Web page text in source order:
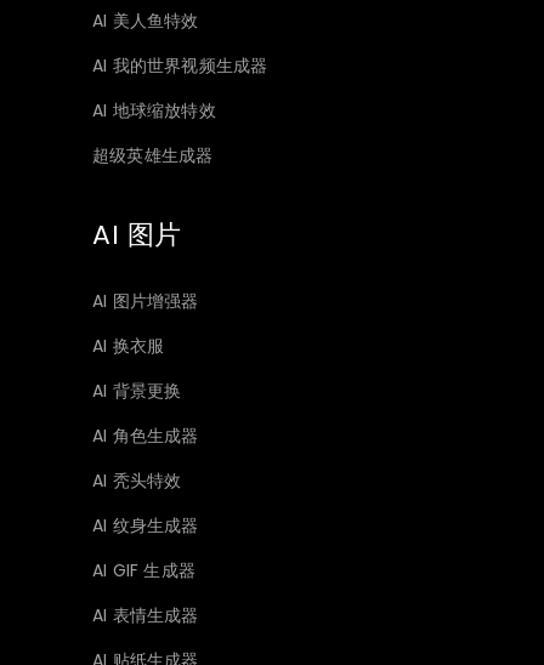
AI 美人鱼特效
AI 我的世界视频生成器
AI 地球缩放特效
超级英雄生成器
AI 图片
AI 图片增强器
AI 换衣服
AI 背景更换
AI 角色生成器
AI 秃头特效
AI 纹身生成器
AI GIF 生成器
AI 表情生成器
AI 贴纸生成器